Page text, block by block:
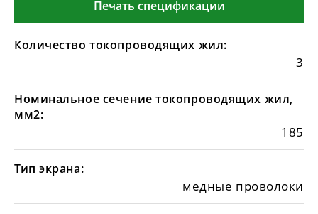
Печать спецификации
Количество токопроводящих жил:
3
Номинальное сечение токопроводящих жил,
мм2:
185
Тип экрана:
медные проволоки